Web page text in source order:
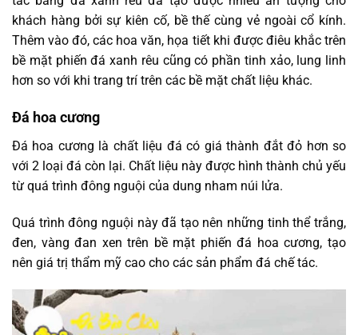
khách hàng bởi sự kiên cố, bề thế cùng vẻ ngoài cổ kính.
Thêm vào đó, các hoa văn, họa tiết khi được điêu khắc trên
bề mặt phiến đá xanh rêu cũng có phần tinh xảo, lung linh
hơn so với khi trang trí trên các bề mặt chất liệu khác.
Đá hoa cương
Đá hoa cương là chất liệu đá có giá thành đắt đỏ hơn so
với 2 loại đá còn lại. Chất liệu này được hình thành chủ yếu
từ quá trình đông nguội của dung nham núi lửa.
Quá trình đông nguội này đã tạo nên những tinh thể trắng,
đen, vàng đan xen trên bề mặt phiến đá hoa cương, tạo
nên giá trị thẩm mỹ cao cho các sản phẩm đá chế tác.